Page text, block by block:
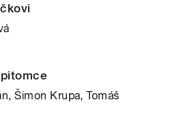
Šimon Krupa, Tomáš